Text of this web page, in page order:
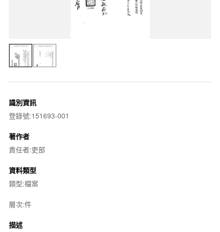
識別資訊
登錄號:151693-001
著作者
責任者:吏部
資料類型
類型:檔案
層次:件
描述